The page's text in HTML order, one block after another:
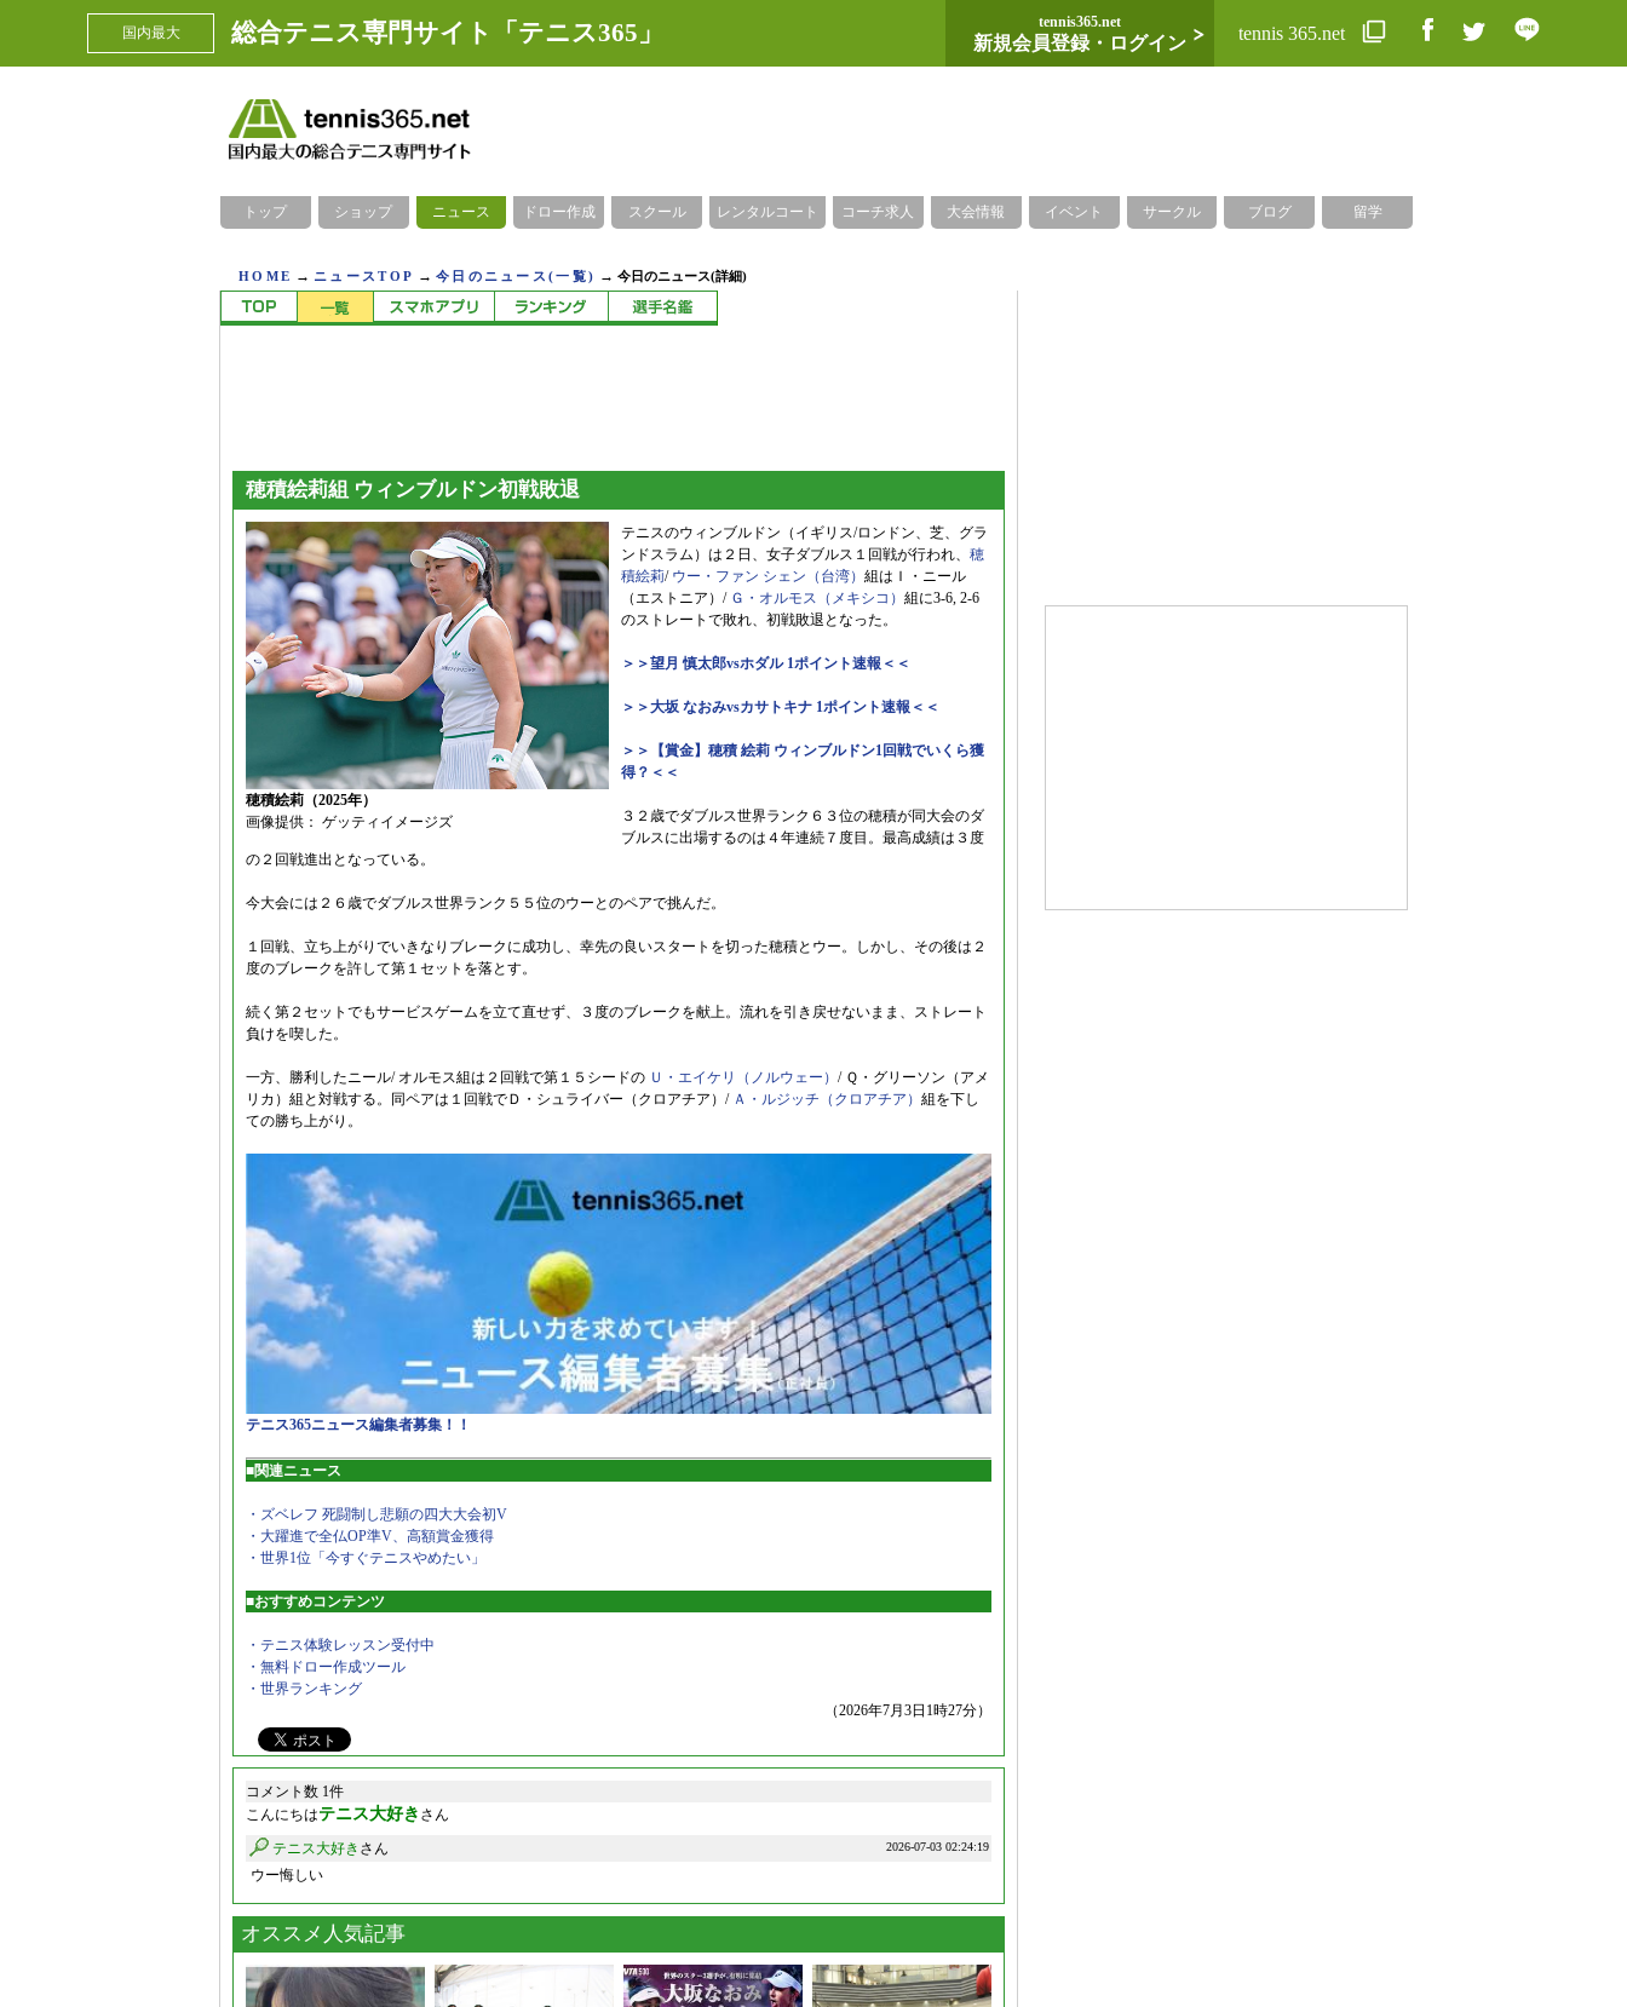
国内最大 総合テニス専門サイト「テニス365」 tennis365.net
新規会員登録・ログイン tennis 365.net
トップ ショップ ニュース ドロー作成 スクール レンタルコート コーチ求人 大会情報 イベント サークル ブログ 留学
HOME → ニュースTOP →今日のニュース(一覧) →今日のニュース(詳細)
穂積絵莉組 ウィンブルドン初戦敗退
穂積絵莉（2025年）
画像提供： ゲッティイメージズ
テニスのウィンブルドン（イギリス/ロンドン、芝、グラ
ンドスラム）は２日、女子ダブルス１回戦が行われ、 穂
積絵莉/ ウー・ファン シェン（台湾） 組はＩ・ニール
（エストニア）/ Ｇ・オルモス（メキシコ） 組に3-6, 2-6
のストレートで敗れ、初戦敗退となった。
＞＞望月 慎太郎vsホダル 1ポイント速報＜＜
＞＞大坂 なおみvsカサトキナ 1ポイント速報＜＜
＞＞【賞金】穂積 絵莉 ウィンブルドン1回戦でいくら獲
得？＜＜
３２歳でダブルス世界ランク６３位の穂積が同大会のダ
ブルスに出場するのは４年連続７度目。最高成績は３度
の２回戦進出となっている。
今大会には２６歳でダブルス世界ランク５５位のウーとのペアで挑んだ。
１回戦、立ち上がりでいきなりブレークに成功し、幸先の良いスタートを切った穂積とウー。しかし、その後は２
度のブレークを許して第１セットを落とす。
続く第２セットでもサービスゲームを立て直せず、３度のブレークを献上。流れを引き戻せないまま、ストレート
負けを喫した。
一方、勝利したニール/ オルモス組は２回戦で第１５シードの Ｕ・エイケリ（ノルウェー） / Ｑ・グリーソン（アメ
リカ）組と対戦する。同ペアは１回戦でＤ・シュライバー（クロアチア）/ Ａ・ルジッチ（クロアチア） 組を下し
ての勝ち上がり。
テニス365ニュース編集者募集！！
■関連ニュース
・ズベレフ 死闘制し悲願の四大大会初V
・大躍進で全仏OP準V、高額賞金獲得
・世界1位「今すぐテニスやめたい」
■おすすめコンテンツ
・テニス体験レッスン受付中
・無料ドロー作成ツール
・世界ランキング
（2026年7月3日1時27分）
コメント数 1件
こんにちはテニス大好き さん
2026-07-03 02:24:19
テニス大好き さん
ウー悔しい
オススメ人気記事